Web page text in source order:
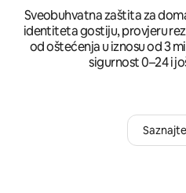
Sveobuhvatna zaštita za
identiteta gostiju, provjeru
od oštećenja u iznosu od 3
sigurnost 0–24 i